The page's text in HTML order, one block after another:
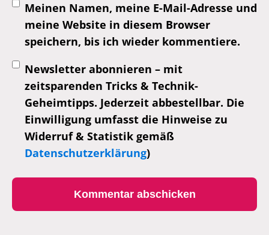
Meinen Namen, meine E-Mail-Adresse und
meine Website in diesem Browser
speichern, bis ich wieder kommentiere.
Newsletter abonnieren – mit
zeitsparenden Tricks & Technik-
Geheimtipps. Jederzeit abbestellbar. Die
Einwilligung umfasst die Hinweise zu
Widerruf & Statistik gemäß
Datenschutzerklärung)